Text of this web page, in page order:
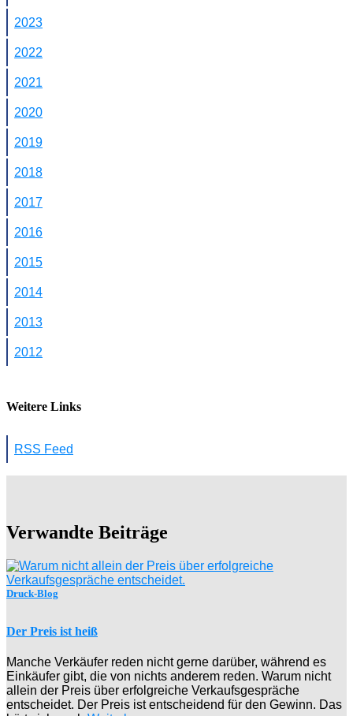
2023
2022
2021
2020
2019
2018
2017
2016
2015
2014
2013
2012
Weitere Links
RSS Feed
Verwandte Beiträge
Druck-Blog
Der Preis ist heiß
Manche Verkäufer reden nicht gerne darüber, während es
Einkäufer gibt, die von nichts anderem reden. Warum nicht
allein der Preis über erfolgreiche Verkaufsgespräche
entscheidet. Der Preis ist entscheidend für den Gewinn. Das